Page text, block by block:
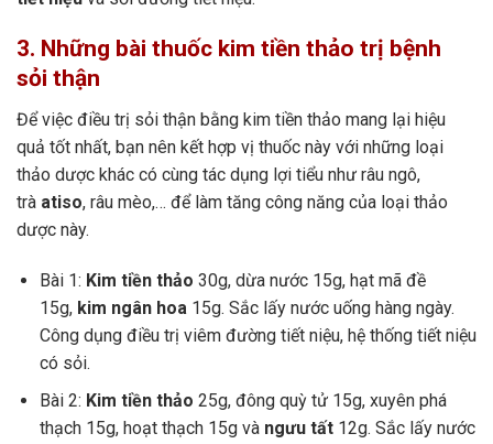
3. Những bài thuốc kim tiền thảo trị bệnh
sỏi thận
Để việc điều trị sỏi thận bằng kim tiền thảo mang lại hiệu
quả tốt nhất, bạn nên kết hợp vị thuốc này với những loại
thảo dược khác có cùng tác dụng lợi tiểu như râu ngô,
trà atiso, râu mèo,… để làm tăng công năng của loại thảo
dược này.
Bài 1: Kim tiền thảo 30g, dừa nước 15g, hạt mã đề
15g, kim ngân hoa 15g. Sắc lấy nước uống hàng ngày.
Công dụng điều trị viêm đường tiết niệu, hệ thống tiết niệu
có sỏi.
Bài 2: Kim tiền thảo 25g, đông quỳ tử 15g, xuyên phá
thạch 15g, hoạt thạch 15g và ngưu tất12g. Sắc lấy nước